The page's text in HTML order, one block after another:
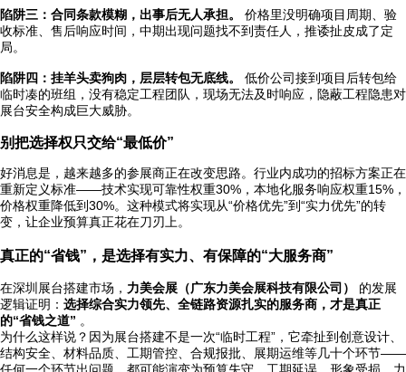
陷阱三：合同条款模糊，出事后无人承担。
价格里没明确项目周期、验
收标准、售后响应时间，中期出现问题找不到责任人，推诿扯皮成了定
局。
陷阱四：挂羊头卖狗肉，层层转包无底线。
低价公司接到项目后转包给
临时凑的班组，没有稳定工程团队，现场无法及时响应，隐蔽工程隐患对
展台安全构成巨大威胁。
别把选择权只交给“最低价”
好消息是，越来越多的参展商正在改变思路。行业内成功的招标方案正在
重新定义标准——技术实现可靠性权重30%，本地化服务响应权重15%，
价格权重降低到30%。这种模式将实现从“价格优先”到“实力优先”的转
变，让企业预算真正花在刀刃上。
真正的“省钱”，是选择有实力、有保障的“大服务商”
在深圳展台搭建市场， 力美会展（广东力美会展科技有限公司）
的发展
逻辑证明： 选择综合实力领先、全链路资源扎实的服务商，才是真正
的“省钱之道” 。
为什么这样说？因为展台搭建不是一次“临时工程”，它牵扯到创意设计、
结构安全、材料品质、工期管控、合规报批、展期运维等几十个环节——